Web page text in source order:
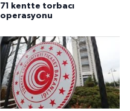
71 kentte torbacı
operasyonu